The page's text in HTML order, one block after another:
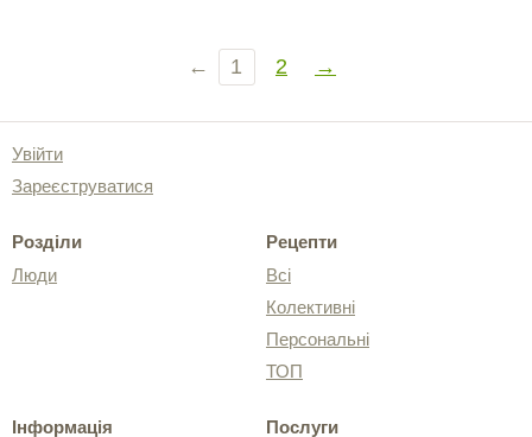
← 1 2 →
Увійти
Зареєструватися
Розділи
Люди
Рецепти
Всі
Колективні
Персональні
ТОП
Інформація
Послуги